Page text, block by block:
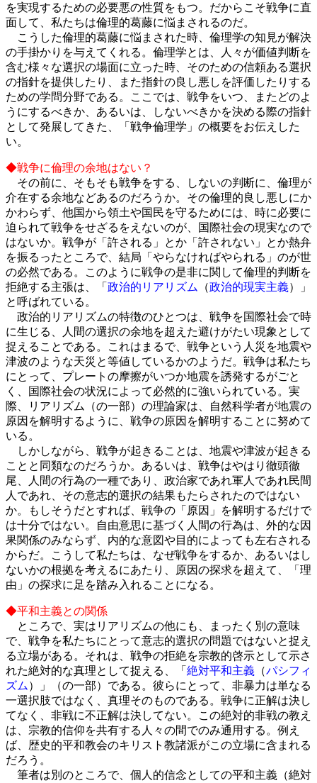
を実現するための必要悪の性質をもつ。だからこそ戦争に直
面して、私たちは倫理的葛藤に悩まされるのだ。
こうした倫理的葛藤に悩まされた時、倫理学の知見が解決
の手掛かりを与えてくれる。倫理学とは、人々が価値判断を
含む様々な選択の場面に立った時、そのための信頼ある選択
の指針を提供したり、また指針の良し悪しを評価したりする
ための学問分野である。ここでは、戦争をいつ、またどのよ
うにするべきか、あるいは、しないべきかを決める際の指針
として発展してきた、「戦争倫理学」の概要をお伝えした
い。
◆戦争に倫理の余地はない？
その前に、そもそも戦争をする、しないの判断に、倫理が
介在する余地などあるのだろうか。その倫理的良し悪しにか
かわらず、他国から領土や国民を守るためには、時に必要に
迫られて戦争をせざるをえないのが、国際社会の現実なので
はないか。戦争が「許される」とか「許されない」とか熱弁
を振るったところで、結局「やらなければやられる」のが世
の必然である。このように戦争の是非に関して倫理的判断を
拒絶する主張は、「 政治的リアリズム （政治的現実主義）」
と呼ばれている。
政治的リアリズムの特徴のひとつは、戦争を国際社会で時
に生じる、人間の選択の余地を超えた避けがたい現象として
捉えることである。これはまるで、戦争という人災を地震や
津波のような天災と等値しているかのようだ。戦争は私たち
にとって、プレートの摩擦がいつか地震を誘発するがごと
く、国際社会の状況によって必然的に強いられている。実
際、リアリズム（の一部）の理論家は、自然科学者が地震の
原因を解明するように、戦争の原因を解明することに努めて
いる。
しかしながら、戦争が起きることは、地震や津波が起きる
ことと同類なのだろうか。あるいは、戦争はやはり徹頭徹
尾、人間の行為の一種であり、政治家であれ軍人であれ民間
人であれ、その意志的選択の結果もたらされたのではない
か。もしそうだとすれば、戦争の「原因」を解明するだけで
は十分ではない。自由意思に基づく人間の行為は、外的な因
果関係のみならず、内的な意図や目的によっても左右される
からだ。こうして私たちは、なぜ戦争をするか、あるいはし
ないかの根拠を考えるにあたり、原因の探求を超えて、「理
由」の探求に足を踏み入れることになる。
◆平和主義との関係
ところで、実はリアリズムの他にも、まったく別の意味
で、戦争を私たちにとって意志的選択の問題ではないと捉え
る立場がある。それは、戦争の拒絶を宗教的啓示として示さ
れた絶対的な真理として捉える、「 絶対平和主義 （パシフィ
ズム ）」（の一部）である。彼らにとって、非暴力は単なる
一選択肢ではなく、真理そのものである。戦争に正解は決し
てなく、非戦に不正解は決してない。この絶対的非戦の教え
は、宗教的信仰を共有する人々の間でのみ通用する。例え
ば、歴史的平和教会のキリスト教諸派がこの立場に含まれる
だろう。
筆者は別のところで、個人的信念としての平和主義（絶対